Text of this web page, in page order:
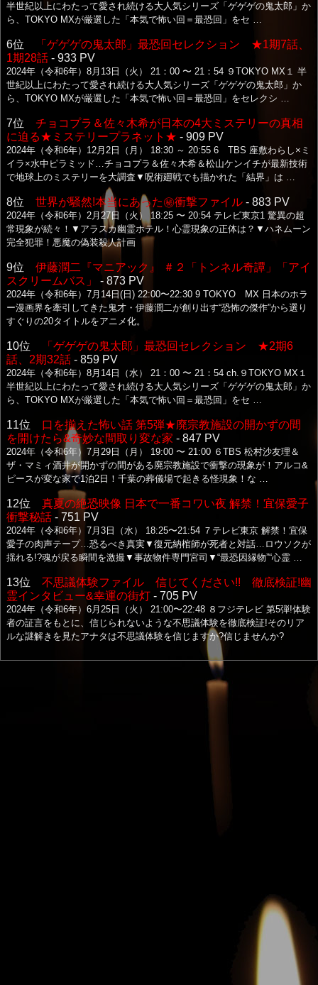
半世紀以上にわたって愛され続ける大人気シリーズ「ゲゲゲの鬼太郎」か
ら、TOKYO MXが厳選した「本気で怖い回＝最恐回」をセ …
6位
「ゲゲゲの鬼太郎」最恐回セレクション ★1期7話、
1期28話 - 933 PV
2024年（令和6年）8月13日（火） 21：00 〜 21：54 ９TOKYO MX１ 半
世紀以上にわたって愛され続ける大人気シリーズ「ゲゲゲの鬼太郎」か
ら、TOKYO MXが厳選した「本気で怖い回＝最恐回」をセレクシ …
7位 チョコプラ＆佐々木希が日本の4大ミステリーの真相
に迫る★ミステリープラネット★ - 909 PV
2024年（令和6年）12月2日（月） 18:30 ～ 20:55 6 TBS 座敷わらし×ミ
イラ×水中ピラミッド…チョコプラ＆佐々木希＆松山ケンイチが最新技術
で地球上のミステリーを大調査▼呪術廻戦でも描かれた「結界」は …
8位 世界が騒然!本当にあった㊙衝撃ファイル - 883 PV
2024年（令和6年）2月27日（火） 18:25 〜 20:54 テレビ東京1 驚異の超
常現象が続々！▼アラスカ幽霊ホテル！心霊現象の正体は？▼ハネムーン
完全犯罪！悪魔の偽装殺人計画
9位 伊藤潤二『マニアック』 ＃２「トンネル奇譚」「アイ
スクリームバス」
- 873 PV
2024年（令和6年）7月14日(日) 22:00〜22:30 9 TOKYO MX 日本のホラ
ー漫画界を牽引してきた鬼才・伊藤潤二が創り出す“恐怖の傑作”から選り
すぐりの20タイトルをアニメ化。
10位
「ゲゲゲの鬼太郎」最恐回セレクション ★2期6
話、2期32話 - 859 PV
2024年（令和6年）8月14日（水） 21：00 〜 21：54 ch.９TOKYO MX１
半世紀以上にわたって愛され続ける大人気シリーズ「ゲゲゲの鬼太郎」か
ら、TOKYO MXが厳選した「本気で怖い回＝最恐回」をセ …
11位 口を揃えた怖い話 第5弾★廃宗教施設の開かずの間
を開けたら&奇妙な間取り変な家 - 847 PV
2024年（令和6年）7月29日（月） 19:00 〜 21:00 ６TBS 松村沙友理＆
ザ・マミィ酒井が開かずの間がある廃宗教施設で衝撃の現象が！アルコ&
ピースが変な家で1泊2日！千葉の葬儀場で起きる怪現象！な …
12位 真夏の絶恐映像 日本で一番コワい夜 解禁！宜保愛子
衝撃秘話 - 751 PV
2024年（令和6年）7月3日（水） 18:25〜21:54 ７テレビ東京 解禁！宜保
愛子の肉声テープ…恐るべき真実▼復元納棺師が死者と対話…ロウソクが
揺れる!?魂が戻る瞬間を激撮▼事故物件専門宮司▼“最恐因縁物”“心霊 …
13位 不思議体験ファイル 信じてください!! 徹底検証!幽
霊インタビュー&幸運の街灯 - 705 PV
2024年（令和6年）6月25日（火） 21:00〜22:48 ８フジテレビ 第5弾!体験
者の証言をもとに、信じられないような不思議体験を徹底検証!そのリア
ルな謎解きを見たアナタは不思議体験を信じますか?信じませんか?